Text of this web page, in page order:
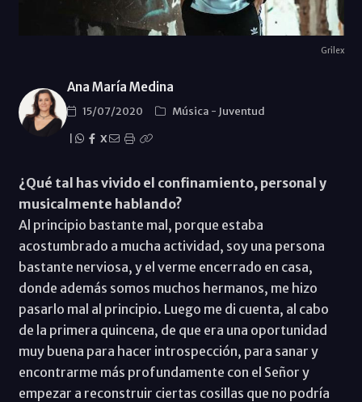
Grilex
Ana María Medina
15/07/2020 Música - Juventud
X
¿Qué tal has vivido el confinamiento, personal y
musicalmente hablando?
Al principio bastante mal, porque estaba
acostumbrado a mucha actividad, soy una persona
bastante nerviosa, y el verme encerrado en casa,
donde además somos muchos hermanos, me hizo
pasarlo mal al principio. Luego me di cuenta, al cabo
de la primera quincena, de que era una oportunidad
muy buena para hacer introspección, para sanar y
encontrarme más profundamente con el Señor y
empezar a reconstruir ciertas cosillas que no podría